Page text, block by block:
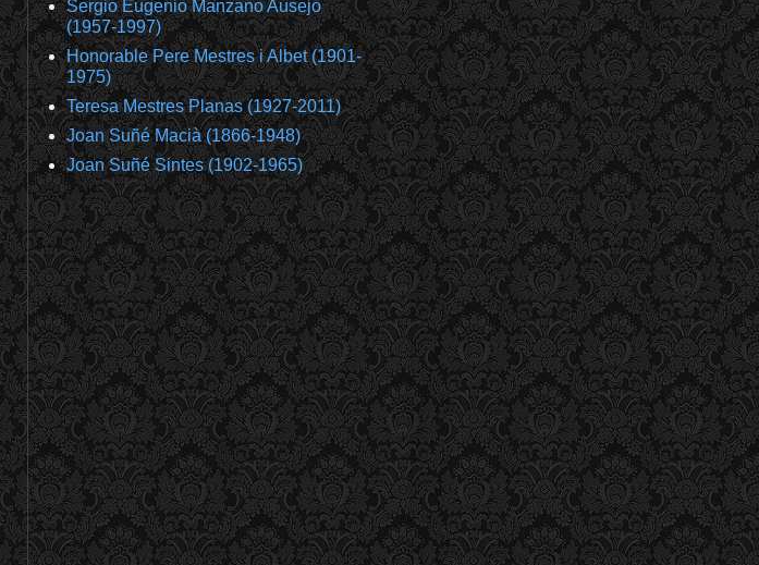
Sergio Eugenio Manzano Ausejo
(1957-1997)
Honorable Pere Mestres i Albet (1901-
1975)
Teresa Mestres Planas (1927-2011)
Joan Suñé Macià (1866-1948)
Joan Suñé Sintes (1902-1965)